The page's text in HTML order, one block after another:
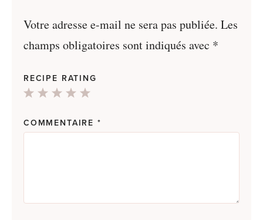
Votre adresse e-mail ne sera pas publiée. Les
champs obligatoires sont indiqués avec *
RECIPE RATING
4
3
2
1
COMMENTAIRE *